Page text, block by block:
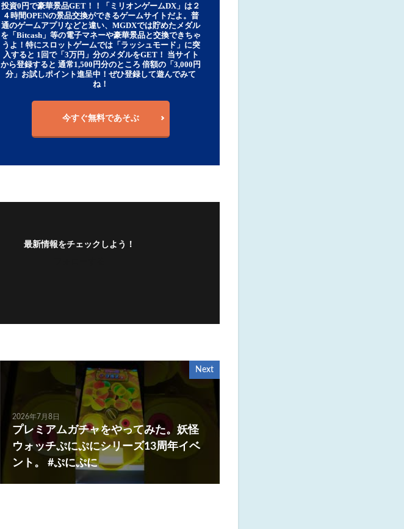
投資0円で豪華景品GET！！「ミリオンゲームDX」は２
４時間OPENの景品交換ができるゲームサイトだよ。普
通のゲームアプリなどと違い、MGDXでは貯めたメダル
を「Bitcash」等の電子マネーや豪華景品と交換できちゃ
うよ！特にスロットゲームでは「ラッシュモード」に突
入すると 1回で「3万円」分のメダルをGET！ 当サイト
から登録すると 通常1,500円分のところ 倍額の「3,000円
分」お試しポイント進呈中！ぜひ登録して遊んでみて
ね！
今すぐ無料であそぶ
最新情報をチェックしよう！
Next
2026年7月8日
プレミアムガチャをやってみた。妖怪
ウォッチぷにぷにシリーズ13周年イベ
ント。 #ぷにぷに